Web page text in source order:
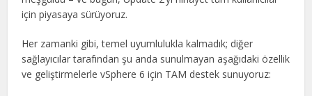
için piyasaya sürüyoruz.
Her zamanki gibi, temel uyumlulukla kalmadık; diğer
sağlayıcılar tarafından şu anda sunulmayan aşağıdaki özellik
ve geliştirmelerle vSphere 6 için TAM destek sunuyoruz: